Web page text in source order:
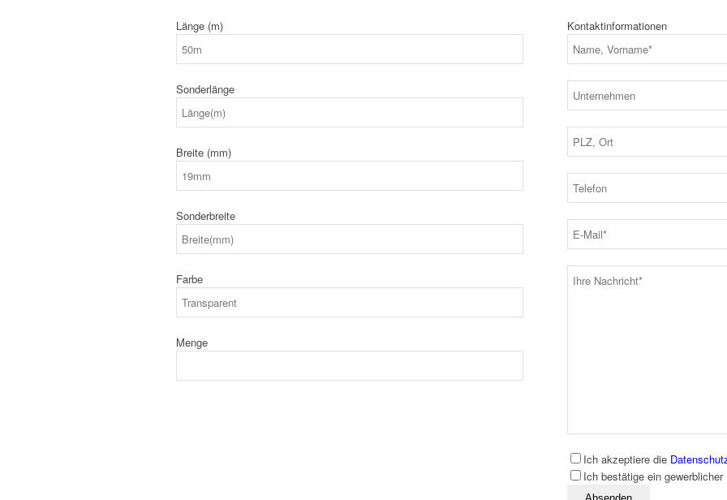
Länge (m)
Sonderlänge
Breite (mm)
Sonderbreite
Farbe
Menge
Kontaktinformationen
Ich akzeptiere die
Ich bestätige ein
Bitte lassen Sie dieses Feld leer